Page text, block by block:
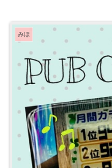
みほ